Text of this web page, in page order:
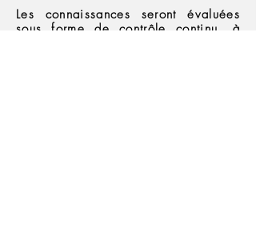
Les connaissances seront évaluées
sous forme de contrôle continu, à